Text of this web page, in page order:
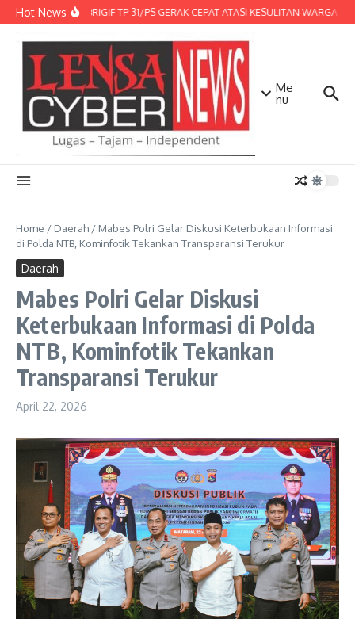
Lewati ke konten
Hot NewsDENMA BRIGIF TP 31/PS GERAK CEPAT ATASI KESULITAN WARGA,
Me
nu
Home / Daerah / Mabes Polri Gelar Diskusi Keterbukaan Informasi
di Polda NTB, Kominfotik Tekankan Transparansi Terukur
Daerah
Mabes Polri Gelar Diskusi
Keterbukaan Informasi di Polda
NTB, Kominfotik Tekankan
Transparansi Terukur
April 22, 2026